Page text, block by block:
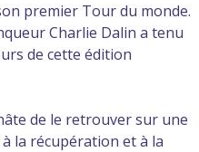
premier Tour du monde.
Charlie Dalin a tenu
de cette édition
de le retrouver sur une
la récupération et à la